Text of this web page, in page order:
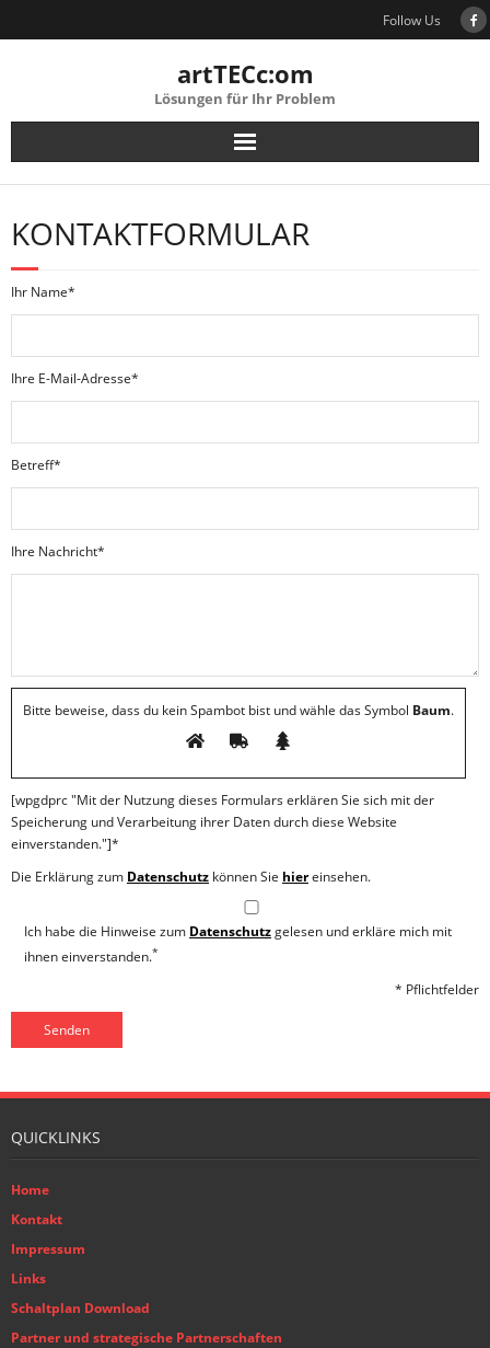
Follow Us
artTECc:om
Lösungen für Ihr Problem
KONTAKTFORMULAR
Bitte lasse dieses Feld leer.
Ihr Name*
Ihre E-Mail-Adresse*
Betreff*
Ihre Nachricht*
Bitte beweise, dass du kein Spambot bist und wähle das Symbol Baum.
[wpgdprc "Mit der Nutzung dieses Formulars erklären Sie sich mit der
Speicherung und Verarbeitung ihrer Daten durch diese Website
einverstanden."]*
Die Erklärung zum Datenschutz können Sie hiereinsehen.
Ich habe die Hinweise zum Datenschutzgelesen und erkläre mich mit
ihnen einverstanden.*
* Pflichtfelder
QUICKLINKS
Home
Kontakt
Impressum
Links
Schaltplan Download
Partner und strategische Partnerschaften